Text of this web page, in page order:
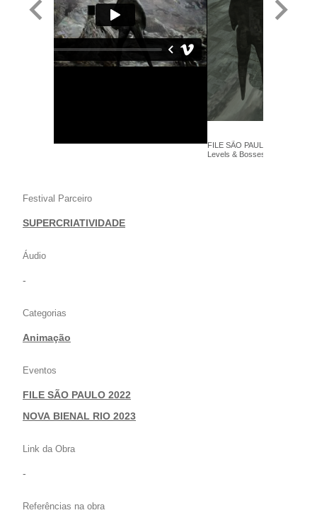
FILE SÃO PAULO 2022 -Leo
Levels & Bosses - Animação
Festival Parceiro
SUPERCRIATIVIDADE
Áudio
-
Categorias
Animação
Eventos
FILE SÃO PAULO 2022
|NOVA BIENAL RIO 2023
Link da Obra
-
Referências na obra